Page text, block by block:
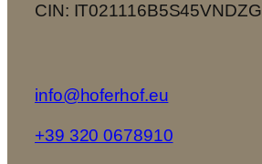
CIN: IT021116B5S45VNDZG
info@hoferhof.eu
+39 320 0678910